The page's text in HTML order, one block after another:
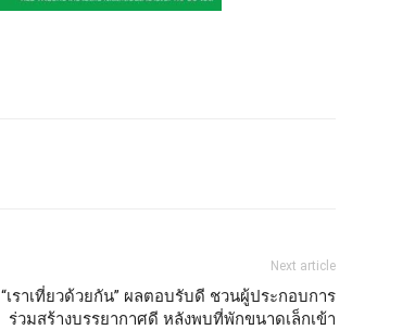
Next article
“เราเที่ยวด้วยกัน” ผลตอบรับดี ชวนผู้ประกอบการ
ร่วมสร้างบรรยากาศดี หลังพบที่พักขนาดเล็กเข้า